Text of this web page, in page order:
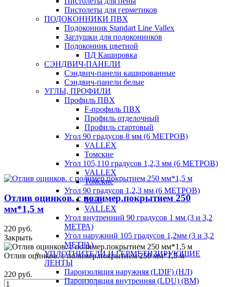
Пистолеты для герметиков
ПОДОКОННИКИ ПВХ
Подоконник Standart Line Vallex
Заглушки для подоконников
Подоконник цветной
ПД Кашировка
СЭНДВИЧ-ПАНЕЛИ
Сэндвич-панели кашированные
Сэндвич-панели белые
УГЛЫ, ПРОФИЛИ
Профиль ПВХ
F-профиль ПВХ
Профиль отделочный
Профиль стартовый
Угол 90 градусов 8 мм (6 МЕТРОВ)
VALLEX
Томские
Угол 105,110 градусов 1,2,3 мм (6 МЕТРОВ)
VALLEX
Томские
Угол 90 градусов 1,2,3 мм (6 МЕТРОВ)
MGL
VALLEX
Угол внутренний 90 градусов 1 мм (3 и 3,2
МЕТРА)
Угол наружний 105 градусов 1,2мм (3 и 3,2
МЕТРА)
УПЛОТНИТЕЛИ И ГЕРМЕТИЗИРУЮЩИЕ
ЛЕНТЫ
Пароизоляция наружняя (LDIF) (НЛ)
Пароизоляция внутренняя (LDU) (ВМ)
Отлив оцинков. с полимер.покрытием 250
мм*1,5 м
220 руб.
Закрыть
Отлив оцинков. с полимер.покрытием 250 мм*1,5 м
220 руб.